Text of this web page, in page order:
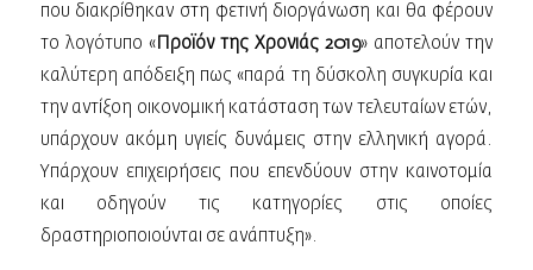
που διακρίθηκαν στη φετινή διοργάνωση και θα φέρουν
το λογότυπο «Προϊόν της Χρονιάς 2019» αποτελούν την
καλύτερη απόδειξη πως «παρά τη δύσκολη συγκυρία και
την αντίξοη οικονομική κατάσταση των τελευταίων ετών,
υπάρχουν ακόμη υγιείς δυνάμεις στην ελληνική αγορά.
Υπάρχουν επιχειρήσεις που επενδύουν στην καινοτομία
και οδηγούν τις κατηγορίες στις οποίες
δραστηριοποιούνται σε ανάπτυξη».